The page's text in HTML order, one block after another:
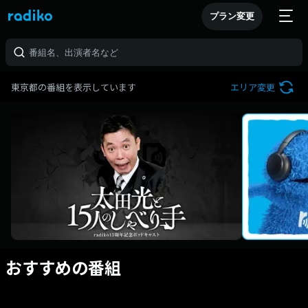
プラン変更
東京都の番組を表示しています エリア変更
おすすめの番組